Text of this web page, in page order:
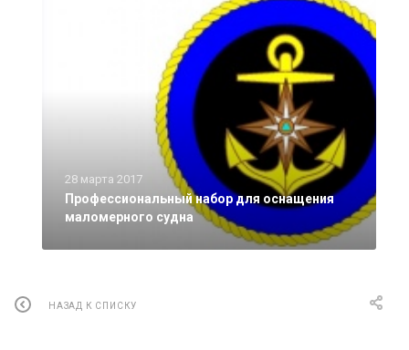
28 марта 2017
Профессиональный набор для оснащения
маломерного судна
НАЗАД К СПИСКУ